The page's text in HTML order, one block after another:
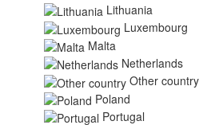
Lithuania
Luxembourg
Malta
Netherlands
Other country
Poland
Portugal